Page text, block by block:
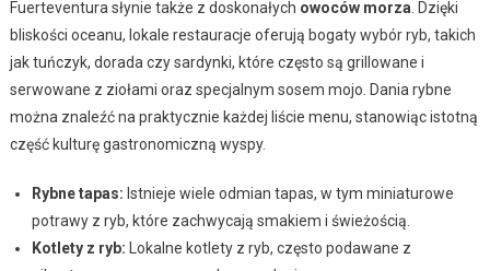
Fuerteventura słynie także z doskonałych owoców morza . Dzięki
bliskości oceanu, lokale restauracje oferują bogaty wybór ryb, takich
jak tuńczyk, dorada czy sardynki, które często są grillowane i
serwowane z ziołami oraz specjalnym sosem mojo. Dania rybne
można znaleźć na praktycznie każdej liście menu, stanowiąc istotną
część kulturę gastronomiczną wyspy.
Rybne tapas: Istnieje wiele odmian tapas, w tym miniaturowe
potrawy z ryb, które zachwycają smakiem i świeżością.
Kotlety z ryb: Lokalne kotlety z ryb, często podawane z